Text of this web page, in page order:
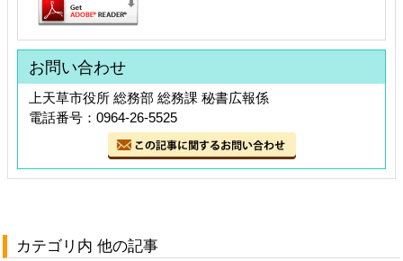
お問い合わせ
上天草市役所 総務部 総務課 秘書広報係
電話番号：0964-26-5525
カテゴリ内 他の記事